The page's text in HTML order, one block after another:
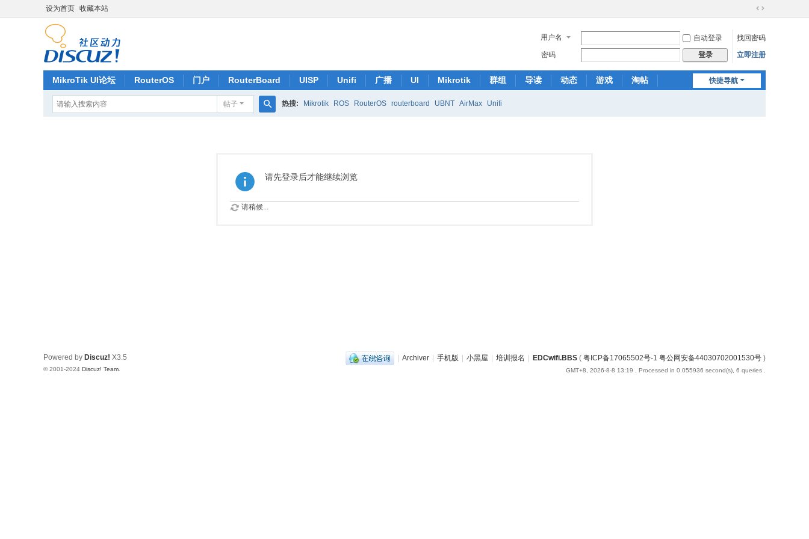
设为首页 收藏本站
切
到
宽
用户名 自动登录
找回密码
密码
登录 立即注册
快捷导航
MikroTik UI论坛 RouterOS 门户 RouterBoard UISP Unifi 广播 UI Mikrotik 群组 导读 动态 游戏
淘帖
帖子 热搜: Mikrotik ROS RouterOS routerboard UBNT AirMax Unifi
请先登录后才能继续浏览
请稍候...
| Archiver | 手机版 | 小黑屋 | 培训报名 | EDCwifi.BBS ( 粤ICP备17065502号-1 粤公网安备44030702001530号 )
GMT+8, 2026-8-8 13:19 , Processed in 0.055936 second(s), 6 queries .
Powered by Discuz! X3.5
© 2001-2024 Discuz! Team